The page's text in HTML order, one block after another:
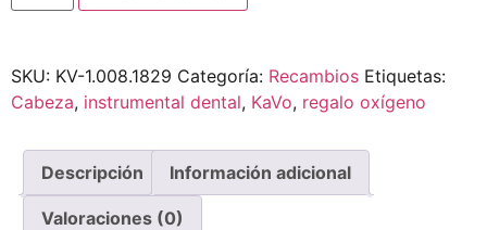
SKU: KV-1.008.1829 Categoría: Recambios Etiquetas:
Cabeza, instrumental dental, KaVo, regalo oxígeno
Descripción Información adicional
Valoraciones (0)